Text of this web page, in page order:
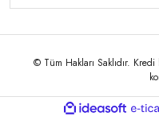
© Tüm Hakları Saklıdır.